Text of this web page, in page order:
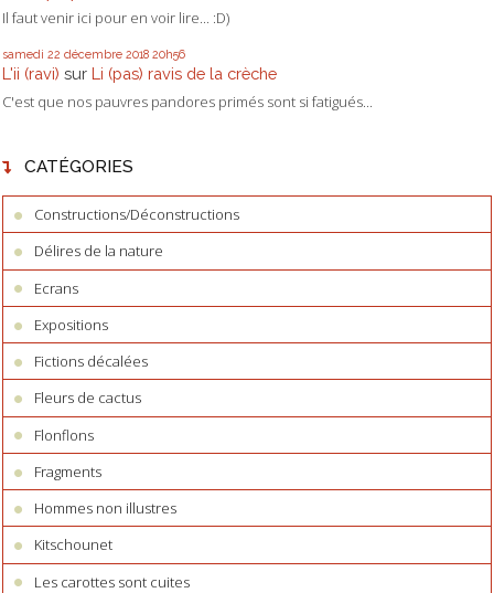
Il faut venir ici pour en voir lire... :D)
samedi 22 décembre 2018 20h56
L'ii (ravi) sur Li (pas) ravis de la crèche
C'est que nos pauvres pandores primés sont si fatigués...
CATÉGORIES
Constructions/Déconstructions
Délires de la nature
Ecrans
Expositions
Fictions décalées
Fleurs de cactus
Flonflons
Fragments
Hommes non illustres
Kitschounet
Les carottes sont cuites